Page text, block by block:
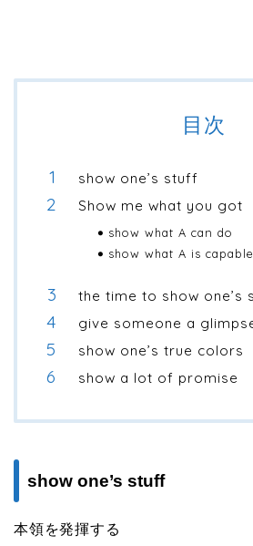
目次
show one’s stuff
Show me what you got
show what A can do
show what A is
the time to show one’s
give someone a
show one’s true colors
show a lot of promise
show one’s stuff
本領を発揮する